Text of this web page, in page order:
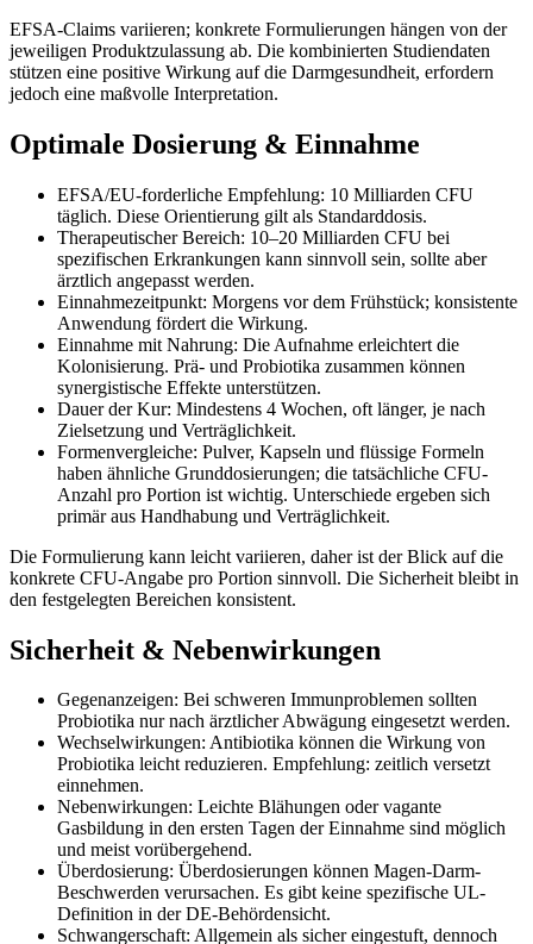
EFSA-Claims variieren; konkrete Formulierungen hängen von der
jeweiligen Produktzulassung ab. Die kombinierten Studiendaten
stützen eine positive Wirkung auf die Darmgesundheit, erfordern
jedoch eine maßvolle Interpretation.
Optimale Dosierung & Einnahme
EFSA/EU-forderliche Empfehlung: 10 Milliarden CFU
täglich. Diese Orientierung gilt als Standarddosis.
Therapeutischer Bereich: 10–20 Milliarden CFU bei
spezifischen Erkrankungen kann sinnvoll sein, sollte aber
ärztlich angepasst werden.
Einnahmezeitpunkt: Morgens vor dem Frühstück; konsistente
Anwendung fördert die Wirkung.
Einnahme mit Nahrung: Die Aufnahme erleichtert die
Kolonisierung. Prä- und Probiotika zusammen können
synergistische Effekte unterstützen.
Dauer der Kur: Mindestens 4 Wochen, oft länger, je nach
Zielsetzung und Verträglichkeit.
Formenvergleiche: Pulver, Kapseln und flüssige Formeln
haben ähnliche Grunddosierungen; die tatsächliche CFU-
Anzahl pro Portion ist wichtig. Unterschiede ergeben sich
primär aus Handhabung und Verträglichkeit.
Die Formulierung kann leicht variieren, daher ist der Blick auf die
konkrete CFU-Angabe pro Portion sinnvoll. Die Sicherheit bleibt in
den festgelegten Bereichen konsistent.
Sicherheit & Nebenwirkungen
Gegenanzeigen: Bei schweren Immunproblemen sollten
Probiotika nur nach ärztlicher Abwägung eingesetzt werden.
Wechselwirkungen: Antibiotika können die Wirkung von
Probiotika leicht reduzieren. Empfehlung: zeitlich versetzt
einnehmen.
Nebenwirkungen: Leichte Blähungen oder vagante
Gasbildung in den ersten Tagen der Einnahme sind möglich
und meist vorübergehend.
Überdosierung: Überdosierungen können Magen-Darm-
Beschwerden verursachen. Es gibt keine spezifische UL-
Definition in der DE-Behördensicht.
Schwangerschaft: Allgemein als sicher eingestuft, dennoch